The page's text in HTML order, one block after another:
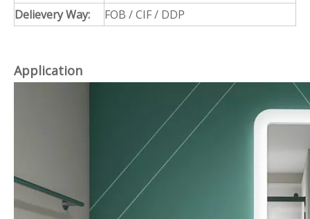
Delievery Way:
FOB / CIF / DDP
Application